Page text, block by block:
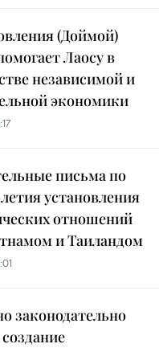
(Доймой)
Лаосу в
независимой и
экономики
письма по
установления
отношений
и Таиландом
законодательно